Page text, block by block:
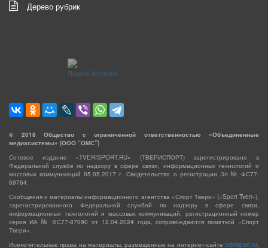
Дерево рубрик
© 2018 Общество с ограниченной ответственностью «Объединенные
медиасистемы» (ООО “ОМС”)
Сетевое издание «TVERISPORT.RU» (ТВЕРИСПОРТ) зарегистрировано в
Федеральной службе по надзору в сфере связи, информационных технологий и
массовых коммуникаций 05.05.2017 г. Свидетельство о регистрации Эл № ФС77-
69764.
Сообщения и материалы информационного агентства «Спорт Твери» («Sport Tveri»),
зарегистрированного Федеральной службой по надзору в сфере связи,
информационных технологий и массовых коммуникаций, регистрационный номер
серия ИА № ФС77-87090 от 12.04.2024 года, сопровождаются пометкой «Спорт
Твери».
Исключительные права на материалы, размещённые на интернет-сайте tverisport.ru,